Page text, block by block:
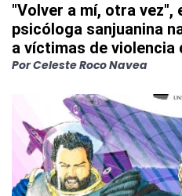
"Volver a mí, otra vez",
psicóloga sanjuanina
a víctimas de violencia
PorCeleste Roco Navea